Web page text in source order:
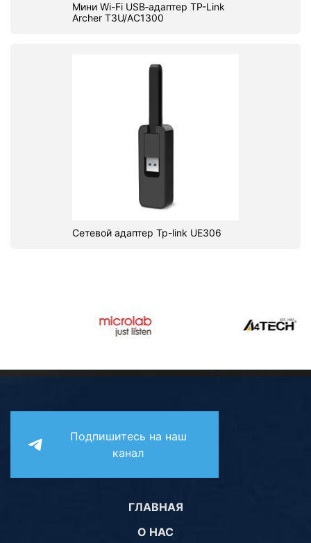
Мини Wi-Fi USB‑адаптер TP-Link
Archer T3U/AC1300
Сетевой адаптер Tp-link UE306
Подпишитесь на наш
канал
ГЛАВНАЯ
О НАС